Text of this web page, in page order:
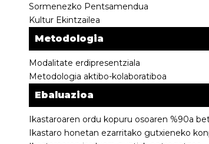
Sormenezko Pentsamendua
Kultur Ekintzailea
Metodologia
Modalitate erdipresentziala
Metodologia aktibo-kolaboratiboa
Ebaluazioa
Ikastaroaren ordu kopuru osoaren %90a
Ikastaro honetan ezarritako gutxieneko